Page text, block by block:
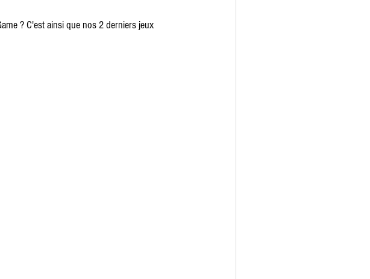
? C'est ainsi que nos 2 derniers jeux